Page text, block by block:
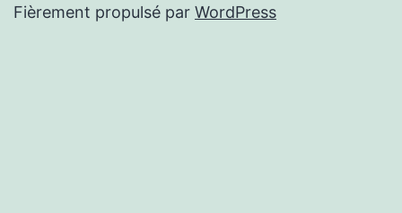
Fièrement propulsé par WordPress